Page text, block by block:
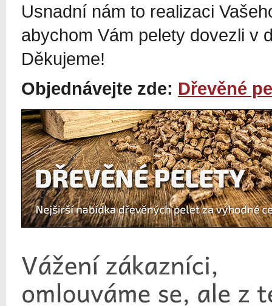
Usnadní nám to realizaci
abychom Vám pelety dovezli v
Děkujeme!
Objednávejte zde: Dřevěné